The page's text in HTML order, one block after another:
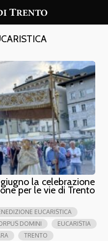
la celebrazione
per le vie di Trento
EUCARISTICA
DOMINI
EUCARISTIA
TRENTO